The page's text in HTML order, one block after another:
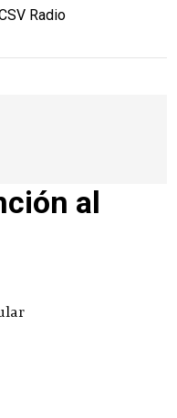
Radio
al